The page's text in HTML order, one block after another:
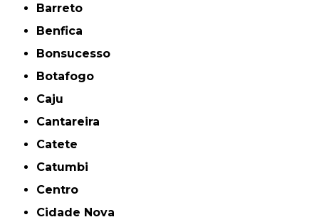
Barreto
Benfica
Bonsucesso
Botafogo
Caju
Cantareira
Catete
Catumbi
Centro
Cidade Nova